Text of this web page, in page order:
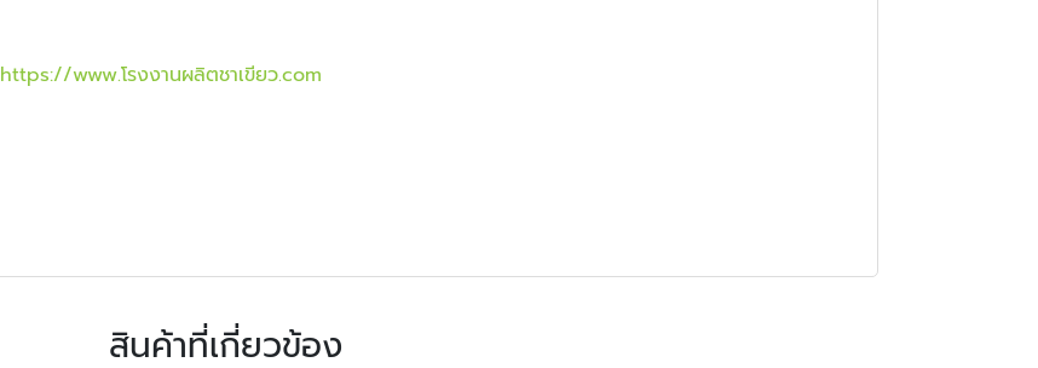
https://www.โรงงานผลิตชาเขียว.com
สินค้าที่เกี่ยวข้อง